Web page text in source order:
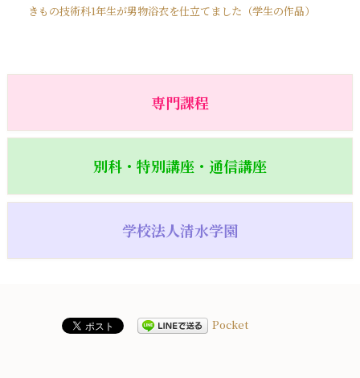
きもの技術科1年生が男物浴衣を仕立てました（学生の作品）
専門課程
別科・特別講座・通信講座
学校法人清水学園
Pocket